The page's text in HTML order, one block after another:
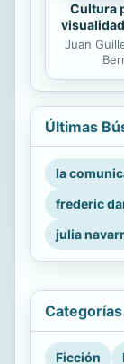
Cultura
Juan
Últimas
la
frederic
julia
Ficción